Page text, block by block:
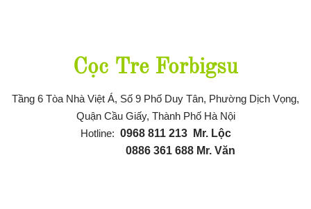
Cọc Tre Forbigsu
Tầng 6 Tòa Nhà Việt Á, Số 9 Phố Duy Tân, Phường Dịch Vọng,
Quận Cầu Giấy, Thành Phố Hà Nội
Hotline: 0968 811 213Mr. Lộc
0886 361 688 Mr. Văn